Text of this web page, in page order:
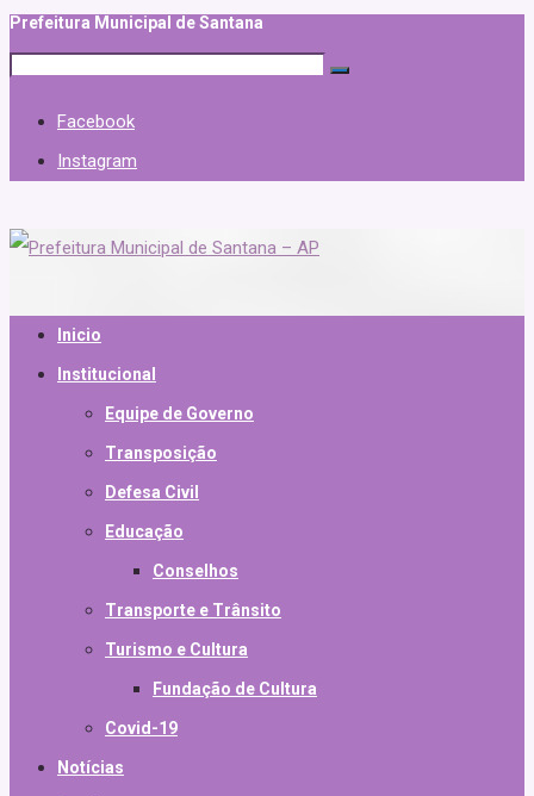
Prefeitura Municipal de Santana
Facebook
Instagram
Inicio
Institucional
Equipe de Governo
Transposição
Defesa Civil
Educação
Conselhos
Transporte e Trânsito
Turismo e Cultura
Fundação de Cultura
Covid-19
Notícias